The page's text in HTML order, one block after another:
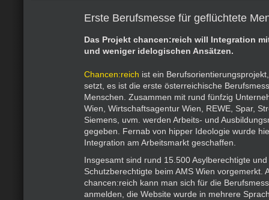
Erste Berufsmesse für geflüchtete
Das Projekt chancen:reich will Integration
und weniger idelogischen Ansätzen.
Chancen:reich ist ein
setzt, es ist die erste österreichische
Menschen. Zusammen mit rund fünfzig
Wien, Wirtschaftsagentur Wien, REWE, Spar,
Siemens, uvm. werden Arbeits- und
gegeben. Fernab von hipper Ideologie wurde
Integration am Arbeitsmarkt geschaffen.
Insgesamt sind rund 15.500 Asylberechtigte
Schutzberechtigte beim AMS Wien vorgemerkt.
chancen:reich kann man sich für die
anmelden, die Website wurde in mehrere